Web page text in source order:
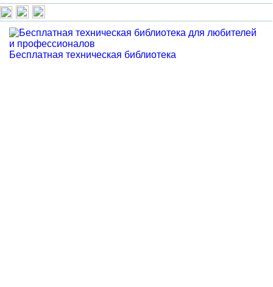
Бесплатная техническая библиотека